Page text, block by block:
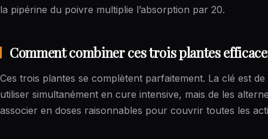
la pipérine du poivre multiplie l’absorption par 20.
Comment combiner ces trois plantes
Ces trois plantes se complètent parfaitement. La clé est de
utiliser simultanément en cure intensive, mais de les
associer en doses raisonnables pour couvrir toutes les